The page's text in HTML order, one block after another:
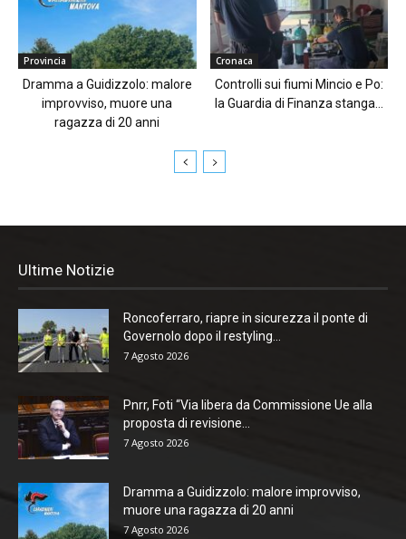
Provincia
Dramma a Guidizzolo: malore
improvviso, muore una
ragazza di 20 anni
Cronaca
Controlli sui fiumi Mincio e Po:
la Guardia di Finanza stanga...
Ultime Notizie
Roncoferraro, riapre in sicurezza il ponte di
Governolo dopo il restyling...
7 Agosto 2026
Pnrr, Foti “Via libera da Commissione Ue alla
proposta di revisione...
7 Agosto 2026
Dramma a Guidizzolo: malore improvviso,
muore una ragazza di 20 anni
7 Agosto 2026